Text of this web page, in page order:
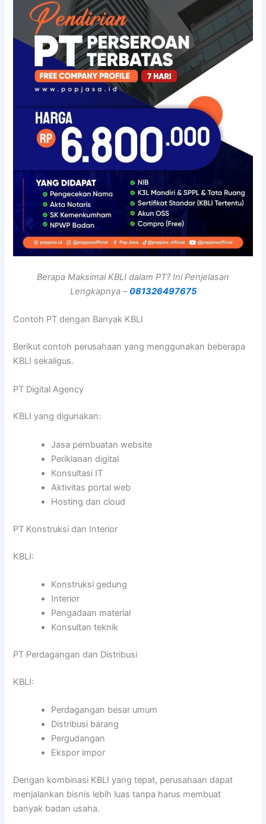
Berapa Maksimal KBLI dalam PT? Ini Penjelasan
Lengkapnya –081326497675
Contoh PT dengan Banyak KBLI
Berikut contoh perusahaan yang menggunakan beberapa
KBLI sekaligus.
PT Digital Agency
KBLI yang digunakan:
Jasa pembuatan website
Periklanan digital
Konsultasi IT
Aktivitas portal web
Hosting dan cloud
PT Konstruksi dan Interior
KBLI:
Konstruksi gedung
Interior
Pengadaan material
Konsultan teknik
PT Perdagangan dan Distribusi
KBLI:
Perdagangan besar umum
Distribusi barang
Pergudangan
Ekspor impor
Dengan kombinasi KBLI yang tepat, perusahaan dapat
menjalankan bisnis lebih luas tanpa harus membuat
banyak badan usaha.